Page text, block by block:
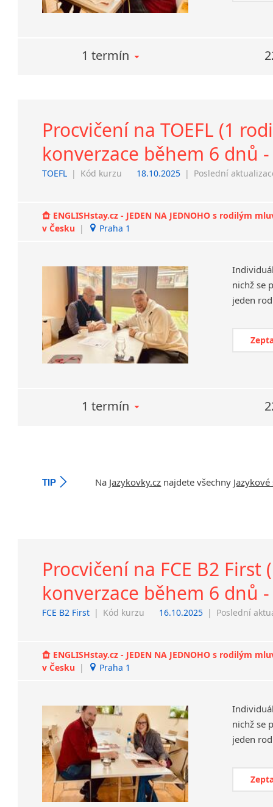
1 termín
Procvičení na TOEFL (1
konverzace během 6 dnů -
TOEFL | Kód kurzu 18.10.2025 | Poslední
ENGLISHstay.cz - JEDEN NA JEDNOHO s rodilým
v Česku | Praha 1
nichž se
1 termín
TIP Na Jazykovky.cz najdete všechny
Procvičení na FCE B2
konverzace během 6 dnů -
FCE B2 First | Kód kurzu 16.10.2025 | Poslední
ENGLISHstay.cz - JEDEN NA JEDNOHO s rodilým
v Česku | Praha 1
nichž se